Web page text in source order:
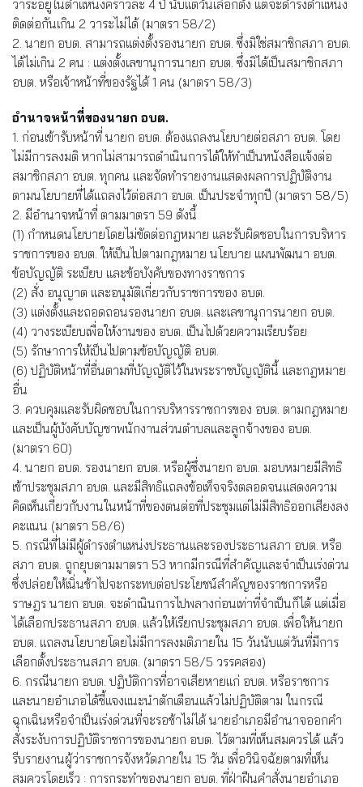
วาระอยู่ในตำแหน่งคราวละ 4 ปี นับแต่วันเลือกตั้ง แต่จะดำรงตำแหน่ง
ติดต่อกันเกิน 2 วาระไม่ได้ (มาตรา 58/2)
2. นายก อบต. สามารถแต่งตั้งรองนายก อบต. ซึ่งมิใช่สมาชิกสภา อบต.
ได้ไม่เกิน 2 คน : แต่งตั้งเลขานุการนายก อบต. ซึ่งมิได้เป็นสมาชิกสภา
อบต. หรือเจ้าหน้าที่ของรัฐได้ 1 คน (มาตรา 58/3)
อำนาจหน้าที่ของนายก อบต.
1. ก่อนเข้ารับหน้าที่ นายก อบต. ต้องแถลงนโยบายต่อสภา อบต. โดย
ไม่มีการลงมติ หากไม่สามารถดำเนินการได้ให้ทำเป็นหนังสือแจ้งต่อ
สมาชิกสภา อบต. ทุกคน และจัดทำรายงานแสดงผลการปฏิบัติงาน
ตามนโยบายที่ได้แถลงไว้ต่อสภา อบต. เป็นประจำทุกปี (มาตรา 58/5)
2. มีอำนาจหน้าที่ ตามมาตรา 59 ดังนี้
(1) กำหนดนโยบายโดยไม่ขัดต่อกฎหมาย และรับผิดชอบในการบริหาร
ราชการของ อบต. ให้เป็นไปตามกฎหมาย นโยบาย แผนพัฒนา อบต.
ข้อบัญญัติ ระเบียบ และข้อบังคับของทางราชการ
(2) สั่ง อนุญาต และอนุมัติเกี่ยวกับราชการของ อบต.
(3) แต่งตั้งและถอดถอนรองนายก อบต. และเลขานุการนายก อบต.
(4) วางระเบียบเพื่อให้งานของ อบต. เป็นไปด้วยความเรียบร้อย
(5) รักษาการให้เป็นไปตามข้อบัญญัติ อบต.
(6) ปฏิบัติหน้าที่อื่นตามที่บัญญัติไว้ในพระราชบัญญัตินี้ และกฎหมาย
อื่น
3. ควบคุมและรับผิดชอบในการบริหารราชการของ อบต. ตามกฎหมาย
และเป็นผู้บังคับบัญชาพนักงานส่วนตำบลและลูกจ้างของ อบต.
(มาตรา 60)
4. นายก อบต. รองนายก อบต. หรือผู้ซึ่งนายก อบต. มอบหมายมีสิทธิ
เข้าประชุมสภา อบต. และมีสิทธิแถลงข้อเท็จจริงตลอดจนแสดงความ
คิดเห็นเกี่ยวกับงานในหน้าที่ของตนต่อที่ประชุมแต่ไม่มีสิทธิออกเสียงลง
คะแนน (มาตรา 58/6)
5. กรณีที่ไม่มีผู้ดำรงตำแหน่งประธานและรองประธานสภา อบต. หรือ
สภา อบต. ถูกยุบตามมาตรา 53 หากมีกรณีที่สำคัญและจำเป็นเร่งด่วน
ซึ่งปล่อยให้เนิ่นช้าไปจะกระทบต่อประโยชน์สำคัญของราชการหรือ
ราษฎร นายก อบต. จะดำเนินการไปพลางก่อนเท่าที่จำเป็นก็ได้ แต่เมื่อ
ได้เลือกประธานสภา อบต. แล้วให้เรียกประชุมสภา อบต. เพื่อให้นายก
อบต. แถลงนโยบายโดยไม่มีการลงมติภายใน 15 วันนับแต่วันที่มีการ
เลือกตั้งประธานสภา อบต. (มาตรา 58/5 วรรคสอง)
6. กรณีนายก อบต. ปฏิบัติการที่อาจเสียหายแก่ อบต. หรือราชการ
และนายอำเภอได้ชี้แจงแนะนำตักเตือนแล้วไม่ปฏิบัติตาม ในกรณี
ฉุกเฉินหรือจำเป็นเร่งด่วนที่จะรอช้าไม่ได้ นายอำเภอมีอำนาจออกคำ
สั่งระงับการปฏิบัติราชการของนายก อบต. ไว้ตามที่เห็นสมควรได้ แล้ว
รีบรายงานผู้ว่าราชการจังหวัดภายใน 15 วัน เพื่อวินิจฉัยตามที่เห็น
สมควรโดยเร็ว : การกระทำของนายก อบต. ที่ฝ่าฝืนคำสั่งนายอำเภอ